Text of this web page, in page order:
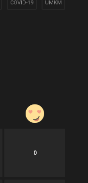
COVID-19 UMKM
0